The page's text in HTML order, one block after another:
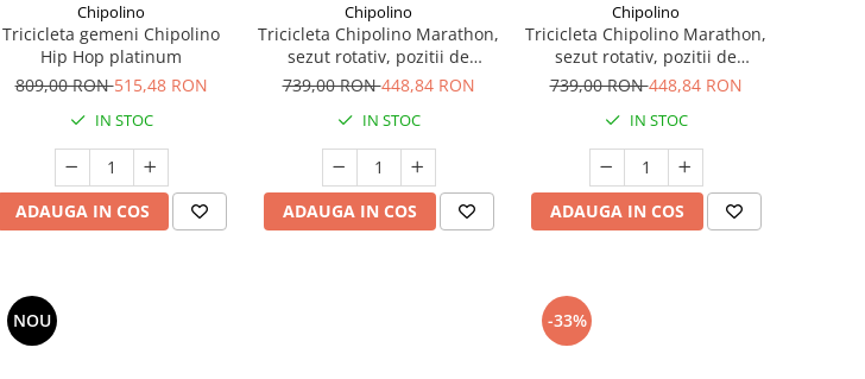
Chipolino
Tricicleta gemeni Chipolino
Hip Hop platinum
809,00 RON515,48 RON
IN STOC
ADAUGA IN COS
Chipolino
Tricicleta Chipolino Marathon,
sezut rotativ, pozitii de
inclinare, Obsidian
739,00 RON448,84 RON
IN STOC
ADAUGA IN COS
Chipolino
Tricicleta Chipolino Marathon,
sezut rotativ, pozitii de
inclinare, Black White
739,00 RON448,84 RON
IN STOC
ADAUGA IN COS
NOU -33%